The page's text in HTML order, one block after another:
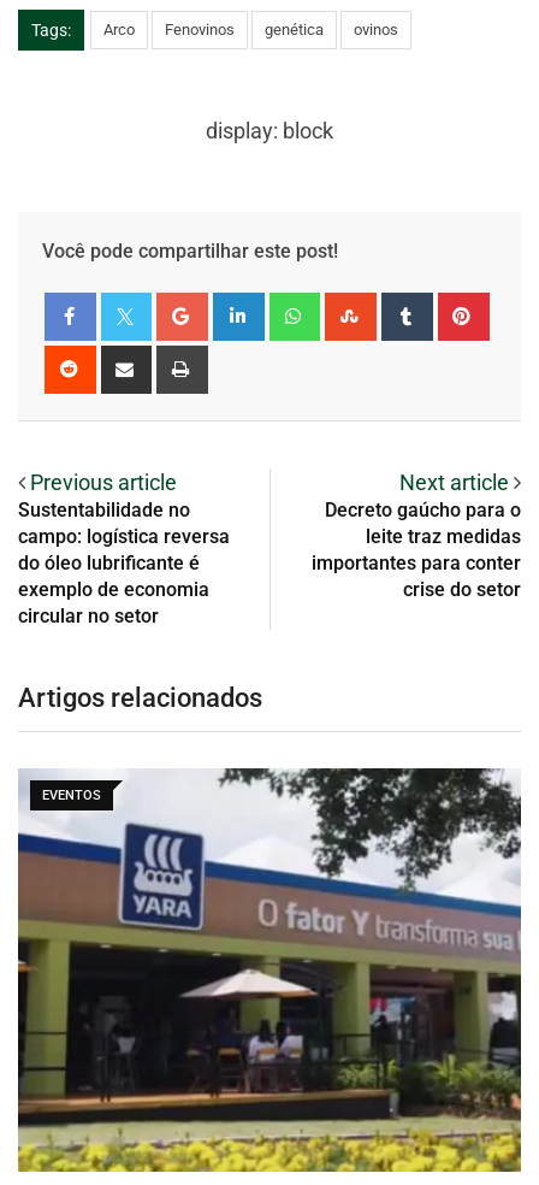
Tags: Arco Fenovinos genética ovinos
display: block
Você pode compartilhar este post!
Previous article
Sustentabilidade no
campo: logística reversa
do óleo lubrificante é
exemplo de economia
circular no setor
Next article
Decreto gaúcho para o
leite traz medidas
importantes para conter
crise do setor
Artigos relacionados
EVENTOS